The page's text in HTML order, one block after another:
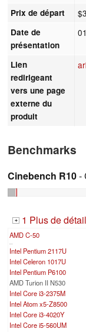
Prix de départ
Date de
présentation
Lien
redirigeant
vers une page
externe du
produit
Benchmarks
Cinebench R10-
+ 1 Plus de
AMD C-50
Intel Pentium 2117U
Intel Celeron 1017U
Intel Pentium P6100
AMD Turion II N530
Intel Core i3-2375M
Intel Atom x5-Z8500
Intel Core i3-4020Y
Intel Core i5-560UM